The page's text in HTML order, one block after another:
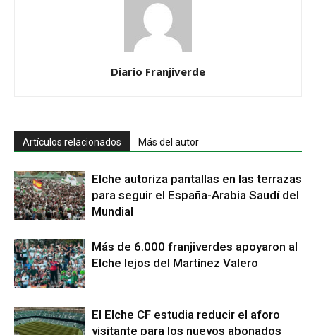
Diario Franjiverde
Artículos relacionados Más del autor
Elche autoriza pantallas en las terrazas
para seguir el España-Arabia Saudí del
Mundial
Más de 6.000 franjiverdes apoyaron al
Elche lejos del Martínez Valero
El Elche CF estudia reducir el aforo
visitante para los nuevos abonados